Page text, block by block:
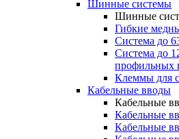
Шинные системы
Шинные
Гибкие
Система до
Система до
профильных
Клеммы для
Кабельные вводы
Кабельные
Кабельные
Кабельные